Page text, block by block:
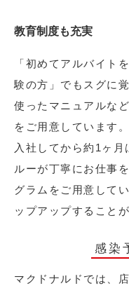
教育制度も充実
「初めてアルバイト
験の方」でもスグに
使ったマニュアルな
をご用意しています。
入社してから約1ヶ
ルーが丁寧にお仕事
グラムをご用意して
ップアップすること
感染
マクドナルドでは、